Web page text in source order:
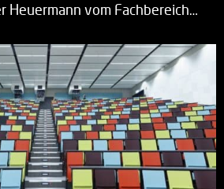
Heuermann vom Fachbereich…